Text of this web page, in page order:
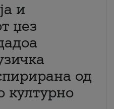
и
џез
од
културно